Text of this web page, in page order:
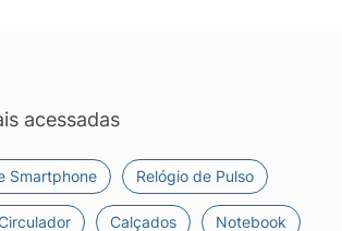
acessadas
Smartphone Relógio de Pulso
Calçados Notebook